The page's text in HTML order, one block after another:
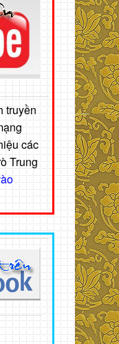
truyền
các
Trung